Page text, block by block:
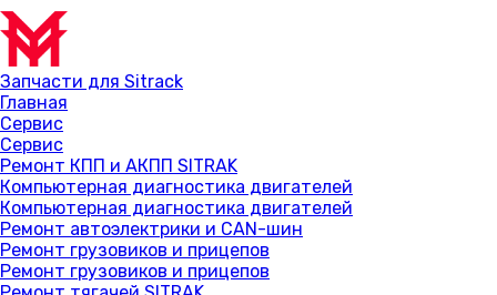
Запчасти для Sitrack
Главная
Сервис
Сервис
Ремонт КПП и АКПП SITRAK
Компьютерная диагностика двигателей
Компьютерная диагностика двигателей
Ремонт автоэлектрики и CAN-шин
Ремонт грузовиков и прицепов
Ремонт грузовиков и прицепов